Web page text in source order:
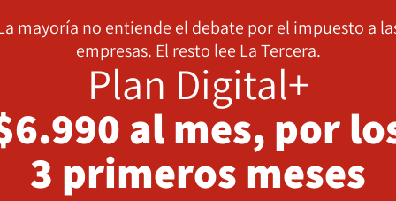
mayoría no entiende el debate por el impuesto a
empresas. El resto lee La Tercera.
Plan Digital+
al mes, por
3 primeros meses